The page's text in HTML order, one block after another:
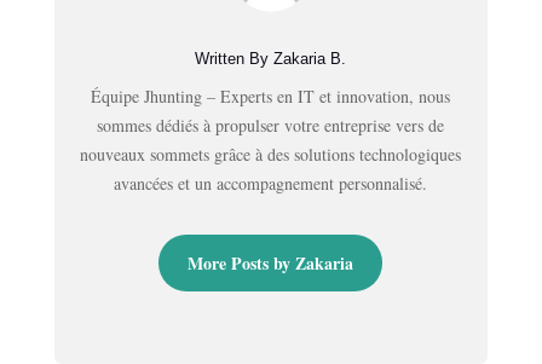
Written By Zakaria B.
Équipe Jhunting – Experts en IT et innovation, nous
sommes dédiés à propulser votre entreprise vers de
nouveaux sommets grâce à des solutions technologiques
avancées et un accompagnement personnalisé.
More Posts by Zakaria